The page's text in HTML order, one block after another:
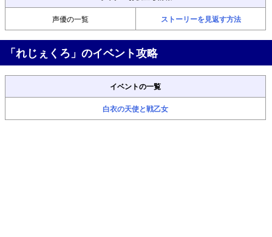
声優の一覧 ストーリーを見返す方法
「れじぇくろ」のイベント攻略
イベントの一覧
白衣の天使と戦乙女